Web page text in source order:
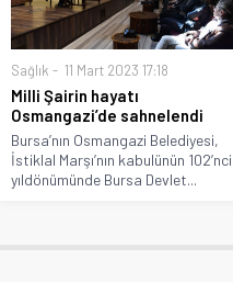
Sağlık 11 Mart 2023 17:18
Milli Şairin hayatı
Osmangazi’de sahnelendi
Bursa’nın Osmangazi Belediyesi,
İstiklal Marşı’nın kabulünün 102’nci
yıldönümünde Bursa Devlet...